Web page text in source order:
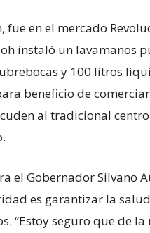
fue en el mercado
instaló un lavamanos
y 100 litros
beneficio de
al tradicional
el Gobernador Silvano
es garantizar la
“Estoy seguro que de la